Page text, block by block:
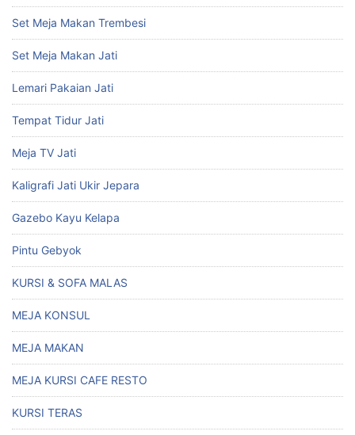
Set Meja Makan Trembesi
Set Meja Makan Jati
Lemari Pakaian Jati
Tempat Tidur Jati
Meja TV Jati
Kaligrafi Jati Ukir Jepara
Gazebo Kayu Kelapa
Pintu Gebyok
KURSI & SOFA MALAS
MEJA KONSUL
MEJA MAKAN
MEJA KURSI CAFE RESTO
KURSI TERAS